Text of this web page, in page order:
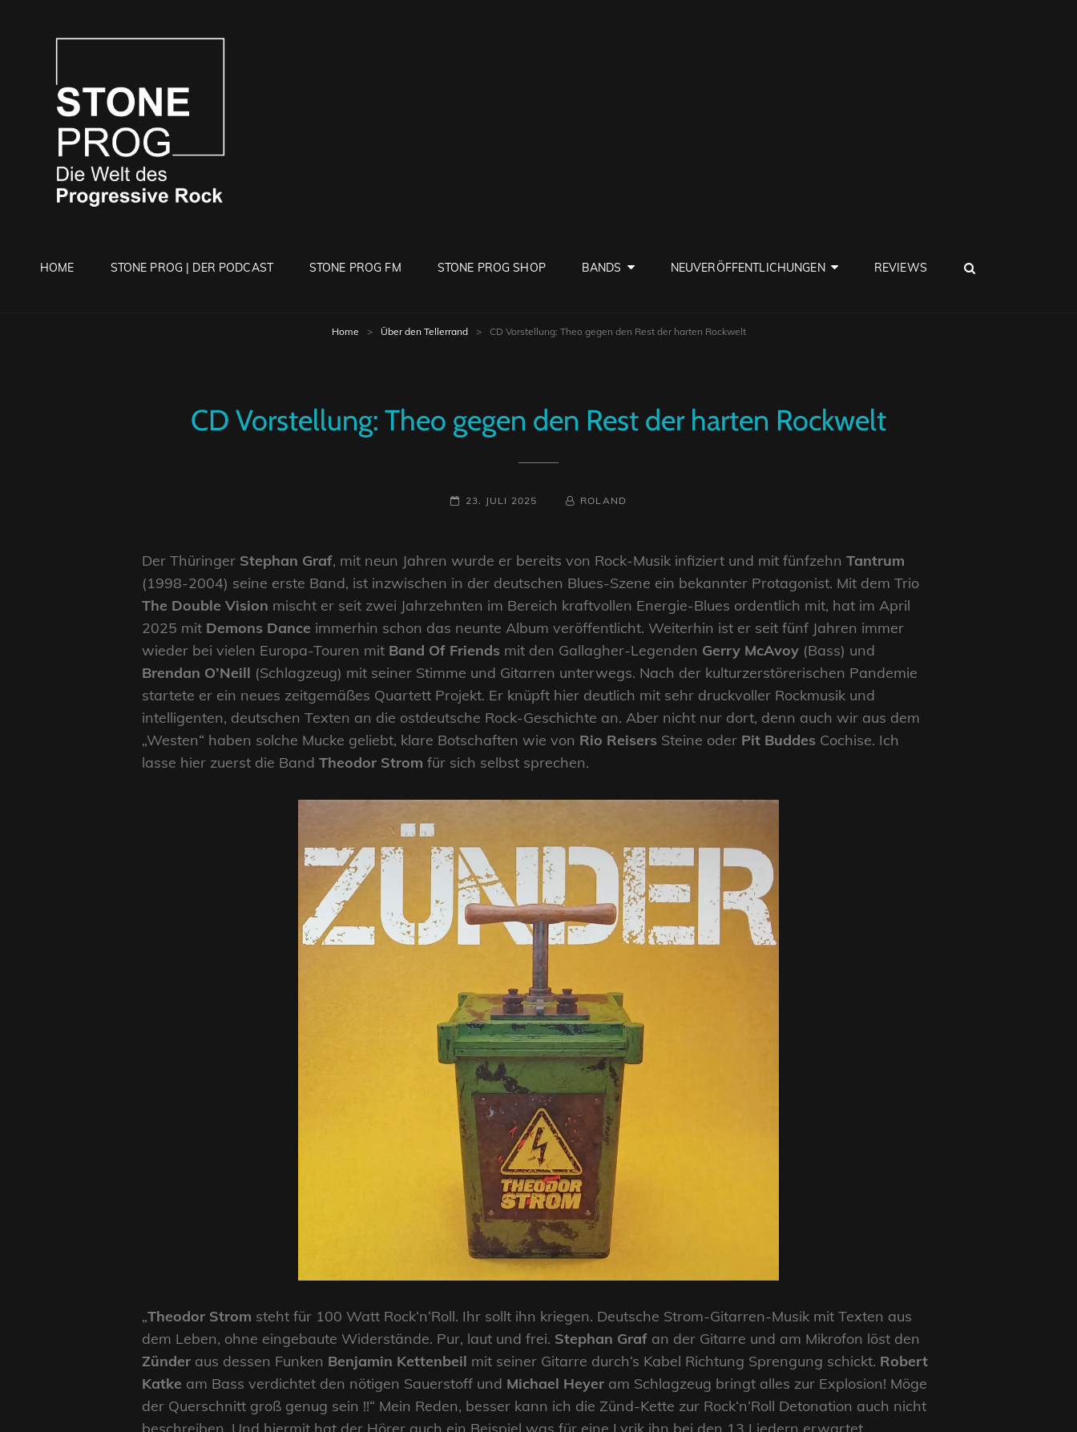
HOME STONE PROG | DER PODCAST STONE PROG FM STONE PROG SHOP BANDS NEUVERÖFFENTLICHUNGEN REVIEWS
Home > Über den Tellerrand > CD Vorstellung: Theo gegen den Rest der harten Rockwelt
CD Vorstellung: Theo gegen den Rest der harten Rockwelt
POSTED-
23. JULI 2025
BY
BYLINEROLAND
Der Thüringer Stephan Graf, mit neun Jahren wurde er bereits von Rock-Musik infiziert und mit fünfzehn Tantrum
(1998-2004) seine erste Band, ist inzwischen in der deutschen Blues-Szene ein bekannter Protagonist. Mit dem Trio
The Double Vision mischt er seit zwei Jahrzehnten im Bereich kraftvollen Energie-Blues ordentlich mit, hat im April
2025 mit Demons Dance immerhin schon das neunte Album veröffentlicht. Weiterhin ist er seit fünf Jahren immer
wieder bei vielen Europa-Touren mit Band Of Friends mit den Gallagher-Legenden Gerry McAvoy (Bass) und
Brendan O’Neill (Schlagzeug) mit seiner Stimme und Gitarren unterwegs. Nach der kulturzerstörerischen Pandemie
startete er ein neues zeitgemäßes Quartett Projekt. Er knüpft hier deutlich mit sehr druckvoller Rockmusik und
intelligenten, deutschen Texten an die ostdeutsche Rock-Geschichte an. Aber nicht nur dort, denn auch wir aus dem
„Westen“ haben solche Mucke geliebt, klare Botschaften wie von Rio Reisers Steine oder Pit Buddes Cochise. Ich
lasse hier zuerst die Band Theodor Strom für sich selbst sprechen.
„Theodor Strom steht für 100 Watt Rock‘n‘Roll. Ihr sollt ihn kriegen. Deutsche Strom-Gitarren-Musik mit Texten aus
dem Leben, ohne eingebaute Widerstände. Pur, laut und frei. Stephan Graf an der Gitarre und am Mikrofon löst den
Zünder aus dessen Funken Benjamin Kettenbeil mit seiner Gitarre durch‘s Kabel Richtung Sprengung schickt. Robert
Katke am Bass verdichtet den nötigen Sauerstoff und Michael Heyer am Schlagzeug bringt alles zur Explosion! Möge
der Querschnitt groß genug sein !!“ Mein Reden, besser kann ich die Zünd-Kette zur Rock‘n‘Roll Detonation auch nicht